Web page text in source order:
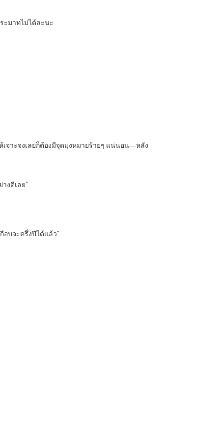
ะมาทไม่ได้ล่ะนะ
จาะจงเลยก็ต้องมีจุดมุ่งหมายร้ายๆ แน่นอน―หลัง
งดีเลย”
บจะครึ่งปีได้แล้ว”